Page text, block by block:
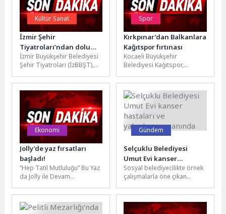
Kültür Sanat
İzmir Şehir
Tiyatroları’ndan dolu
dolu bir sezon
İzmir Büyükşehir Belediyesi
Şehir Tiyatroları (İzBBŞT),
sahnelediği 9 oyunla 142
gösterimde 33 bin...
Spor
Kırkpınar’dan Balkanlara
Kağıtspor fırtınası
Kocaeli Büyükşehir
Belediyesi Kağıtspor,
ve karate branşlarında
ulusal ve uluslararası
başarılar...
Ekonomi
Jolly’de yaz fırsatları
başladı!
“Hep Tatil Mutluluğu” Bu Yaz
da Jolly ile Devam
seyahat markalarından Jolly,
yaz...
Gündem
Selçuklu Belediyesi
Umut Evi kanser
hastaları ve yakınlarının
yanında
Sosyal belediyecilikte örnek
çalışmalarla öne çıkan
önemli hizmetlerinden bir
tanesi olan Umut Evi...